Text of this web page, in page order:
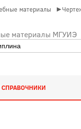
материалы
материалы МГУИЭ